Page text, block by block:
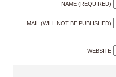
NAME (REQUIRED)
MAIL (WILL NOT BE PUBLISHED)
WEBSITE